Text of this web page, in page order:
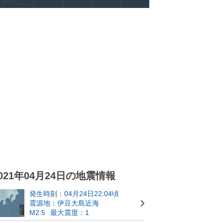
年04月24日の地震情報
発生時刻：04月24日22:04頃
震源地：伊豆大島近海
M2.5
最大震度：1